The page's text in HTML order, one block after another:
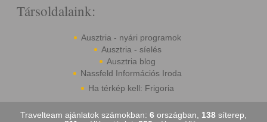
Társoldalaink:
Ausztria - nyári programok
Ausztria - síelés
Ausztria blog
Nassfeld Információs Iroda
Ha térkép kell: Frigoria
Travelteam ajánlatok számokban: 6 országban, 138 síterep,